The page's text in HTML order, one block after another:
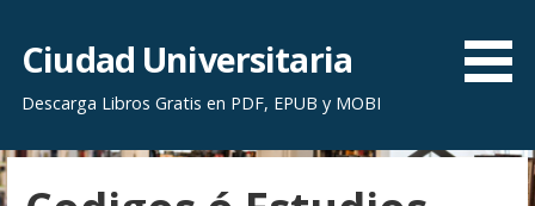
r
a
Ciudad Universitaria
Descarga Libros Gratis en PDF, EPUB y MOBI